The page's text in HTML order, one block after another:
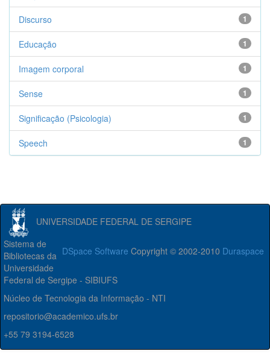
1
Discurso
1
Educação
1
Imagem corporal
1
Sense
1
Significação (Psicologia)
1
Speech
UNIVERSIDADE FEDERAL DE SERGIPE
DSpace Software Copyright © 2002-2010 Duraspace
Sistema de
Bibliotecas da
Universidade
Federal de Sergipe - SIBIUFS
Núcleo de Tecnologia da Informação - NTI
repositorio@academico.ufs.br
+55 79 3194-6528